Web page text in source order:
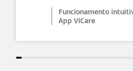
Funcionamento
App ViCare